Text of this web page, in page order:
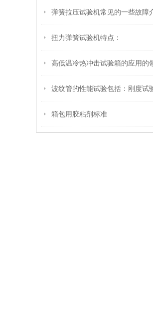
扭力弹簧试验机特点：
高低温冷热冲击试验箱的应用的
箱包用胶粘剂标准